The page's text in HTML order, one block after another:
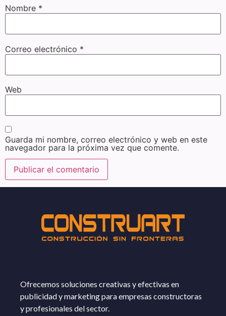
Nombre *
Correo electrónico *
Web
Guarda mi nombre, correo electrónico y web en este
navegador para la próxima vez que comente.
Ofrecemos soluciones creativas y efectivas en
publicidad y marketing para empresas constructoras
y profesionales del sector.